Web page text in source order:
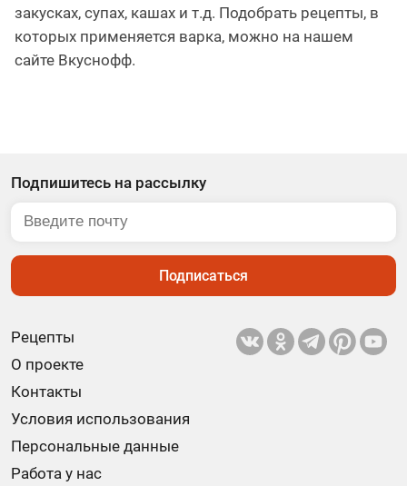
закусках, супах, кашах и т.д. Подобрать рецепты, в
которых применяется варка, можно на нашем
сайте Вкуснофф.
Рецепты
О проекте
Контакты
Условия использования
Персональные данные
Работа у нас
Подпишитесь на рассылку
Подписаться